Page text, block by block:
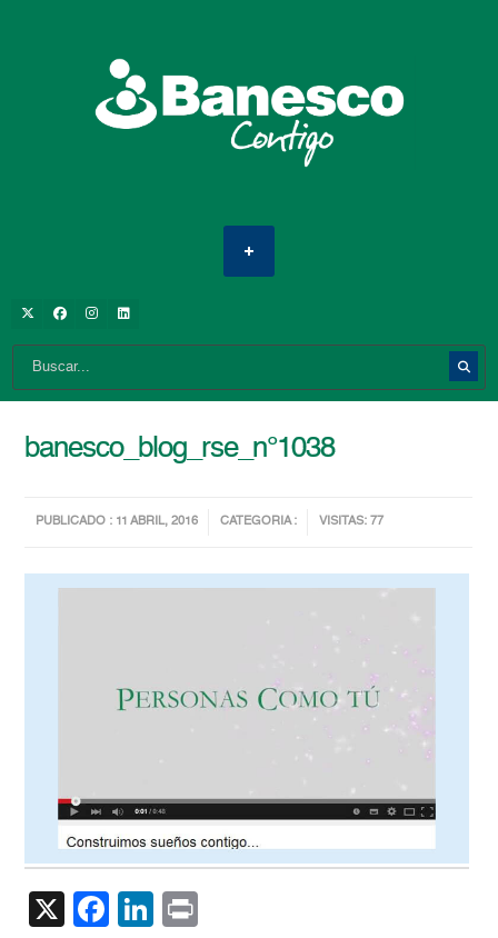
banesco_blog_rse_n°1038
PUBLICADO : 11 ABRIL, 2016 CATEGORIA : VISITAS: 77
X Facebook
LinkedIn